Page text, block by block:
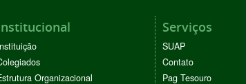
Organizacional
Serviços
SUAP
Contato
Pag Tesouro